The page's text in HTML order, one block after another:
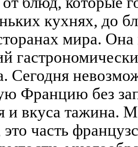
кухнях, до
мира. Она
Сегодня
Францию без
и вкуса тажина.
часть